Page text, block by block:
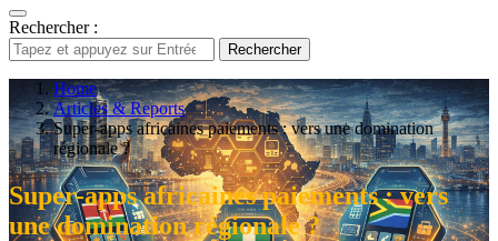
Rechercher :
Rechercher
Home
Articles & Reports
Super-apps africaines paiements : vers une domination
régionale ?
Super-apps africaines paiements : vers
une domination régionale ?